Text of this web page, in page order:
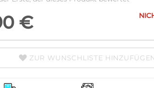
€
ZUR WUNSCHLISTE